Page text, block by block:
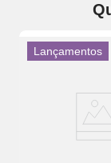
Lançamentos